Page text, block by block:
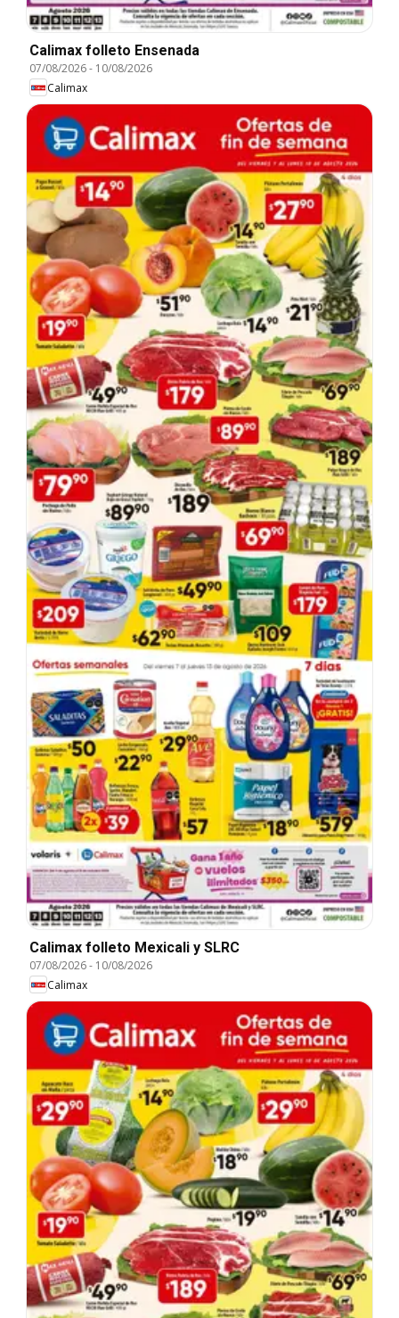
Calimax folleto Ensenada
07/08/2026- 10/08/2026
Calimax
Calimax folleto Mexicali y SLRC
07/08/2026- 10/08/2026
Calimax